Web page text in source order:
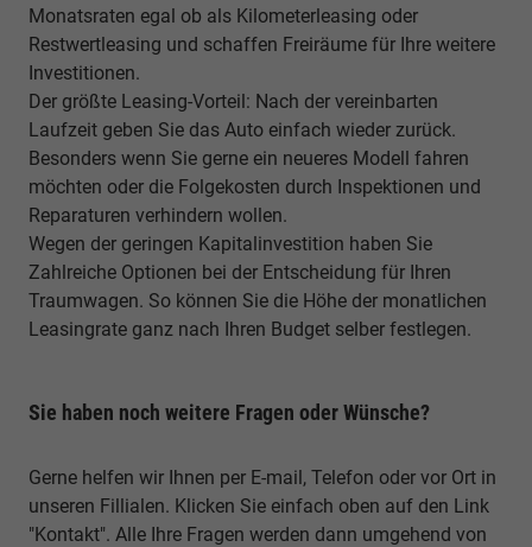
Monatsraten egal ob als Kilometerleasing oder
Restwertleasing und schaffen Freiräume für Ihre weitere
Investitionen.
Der größte Leasing-Vorteil: Nach der vereinbarten
Laufzeit geben Sie das Auto einfach wieder zurück.
Besonders wenn Sie gerne ein neueres Modell fahren
möchten oder die Folgekosten durch Inspektionen und
Reparaturen verhindern wollen.
Wegen der geringen Kapitalinvestition haben Sie
Zahlreiche Optionen bei der Entscheidung für Ihren
Traumwagen. So können Sie die Höhe der monatlichen
Leasingrate ganz nach Ihren Budget selber festlegen.
Sie haben noch weitere Fragen oder Wünsche?
Gerne helfen wir Ihnen per E-mail, Telefon oder vor Ort in
unseren Fillialen. Klicken Sie einfach oben auf den Link
"Kontakt". Alle Ihre Fragen werden dann umgehend von